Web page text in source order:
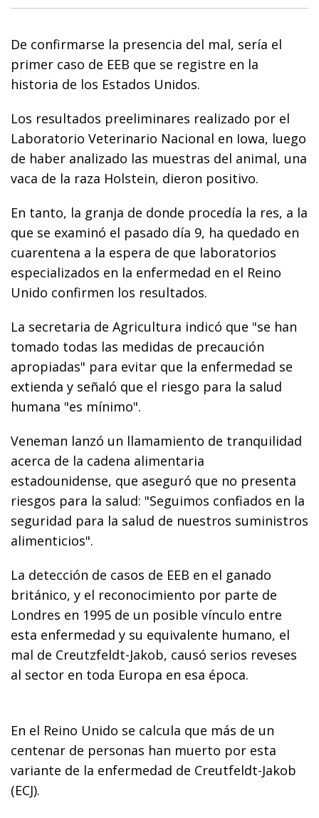
De confirmarse la presencia del mal, sería el
primer caso de EEB que se registre en la
historia de los Estados Unidos.
Los resultados preeliminares realizado por el
Laboratorio Veterinario Nacional en Iowa, luego
de haber analizado las muestras del animal, una
vaca de la raza Holstein, dieron positivo.
En tanto, la granja de donde procedía la res, a la
que se examinó el pasado día 9, ha quedado en
cuarentena a la espera de que laboratorios
especializados en la enfermedad en el Reino
Unido confirmen los resultados.
La secretaria de Agricultura indicó que "se han
tomado todas las medidas de precaución
apropiadas" para evitar que la enfermedad se
extienda y señaló que el riesgo para la salud
humana "es mínimo".
Veneman lanzó un llamamiento de tranquilidad
acerca de la cadena alimentaria
estadounidense, que aseguró que no presenta
riesgos para la salud: "Seguimos confiados en la
seguridad para la salud de nuestros suministros
alimenticios".
La detección de casos de EEB en el ganado
británico, y el reconocimiento por parte de
Londres en 1995 de un posible vínculo entre
esta enfermedad y su equivalente humano, el
mal de Creutzfeldt-Jakob, causó serios reveses
al sector en toda Europa en esa época.
En el Reino Unido se calcula que más de un
centenar de personas han muerto por esta
variante de la enfermedad de Creutfeldt-Jakob
(ECJ).